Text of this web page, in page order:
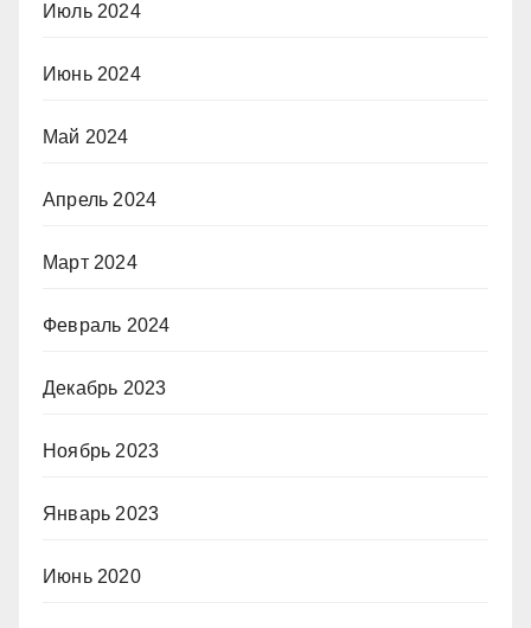
Июль 2024
Июнь 2024
Май 2024
Апрель 2024
Март 2024
Февраль 2024
Декабрь 2023
Ноябрь 2023
Январь 2023
Июнь 2020